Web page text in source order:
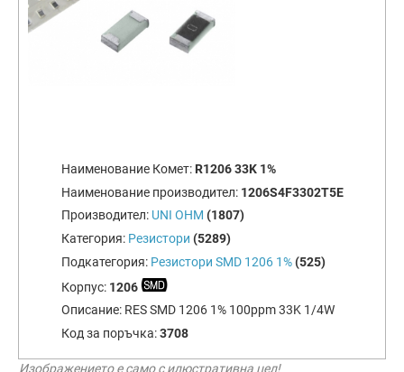
Наименование Комет: R1206 33K 1%
Наименование производител: 1206S4F3302T5E
Производител: UNI OHM (1807)
Категория: Резистори (5289)
Подкатегория: Резистори SMD 1206 1% (525)
Корпус: 1206
Описание: RES SMD 1206 1% 100ppm 33K 1/4W
Код за поръчка:3708
Изображението е само с илюстративна цел!